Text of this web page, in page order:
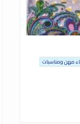
مهن ومناسبات